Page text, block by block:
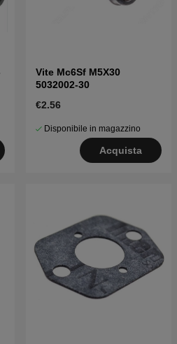
Vite Mc6Sf M5X30
5032002-30
€2.56
Disponibile in magazzino
Acquista